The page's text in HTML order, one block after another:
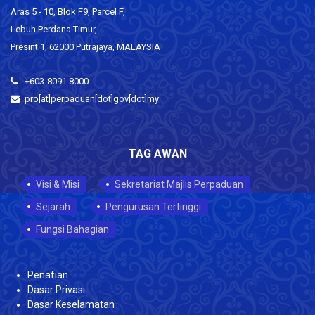
Aras 5 - 10, Blok F9, Parcel F,
Lebuh Perdana Timur,
Presint 1, 62000 Putrajaya, MALAYSIA
+603-8091 8000
pro[at]perpaduan[dot]gov[dot]my
TAG AWAN
Visi & Misi
Sekretariat Majlis Perpaduan
Sejarah
Pengurusan Tertinggi
Fungsi Bahagian
Penafian
Dasar Privasi
Dasar Keselamatan